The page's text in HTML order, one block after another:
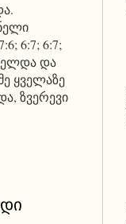
6:7; 6:7;
და
ყველაზე
ზვერევი